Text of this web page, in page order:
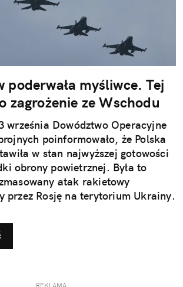
poderwała myśliwce. Tej
zagrożenie ze Wschodu
września Dowództwo Operacyjne
poinformowało, że Polska
w stan najwyższej gotowości
obrony powietrznej. Była to
atak rakietowy
przez Rosję na terytorium Ukrainy.
REKLAMA